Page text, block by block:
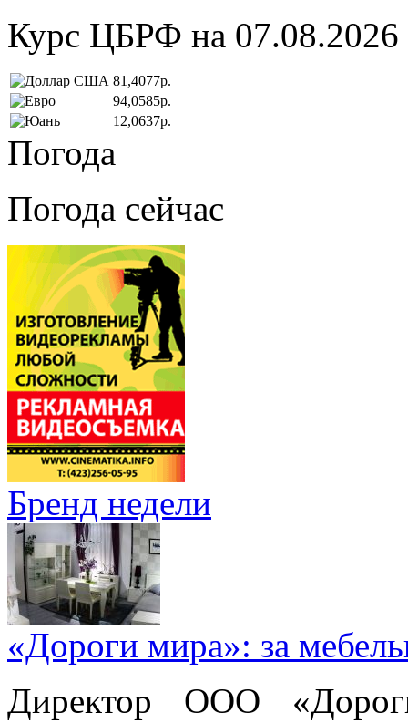
Курс ЦБРФ на 07.08.2026
81,4077р.
94,0585р.
12,0637р.
Погода
Погода сейчас
Бренд недели
«Дороги мира»: за
Директор ООО